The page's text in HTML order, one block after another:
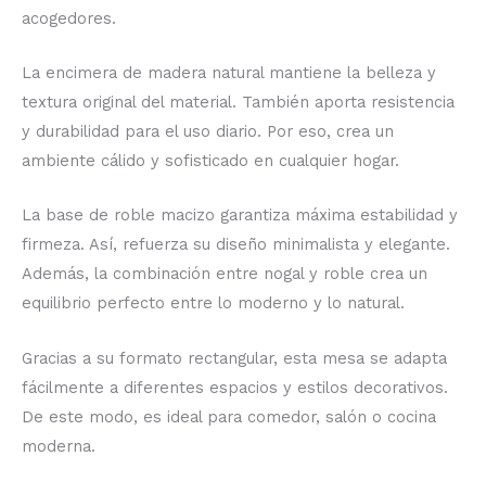
acogedores.
La encimera de madera natural mantiene la belleza y
textura original del material. También aporta resistencia
y durabilidad para el uso diario. Por eso, crea un
ambiente cálido y sofisticado en cualquier hogar.
La base de roble macizo garantiza máxima estabilidad y
firmeza. Así, refuerza su diseño minimalista y elegante.
Además, la combinación entre nogal y roble crea un
equilibrio perfecto entre lo moderno y lo natural.
Gracias a su formato rectangular, esta mesa se adapta
fácilmente a diferentes espacios y estilos decorativos.
De este modo, es ideal para comedor, salón o cocina
moderna.